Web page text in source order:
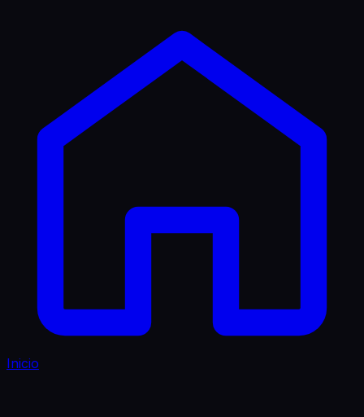
Inicio